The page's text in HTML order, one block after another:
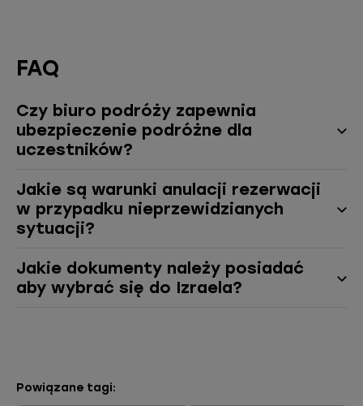
FAQ
Czy biuro podróży zapewnia
ubezpieczenie podróżne dla
uczestników?
Jakie są warunki anulacji rezerwacji
w przypadku nieprzewidzianych
sytuacji?
Jakie dokumenty należy posiadać
aby wybrać się do Izraela?
Powiązane tagi: